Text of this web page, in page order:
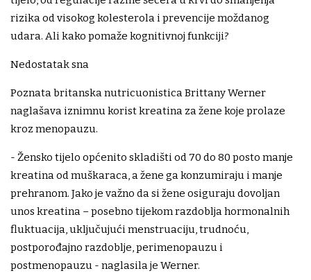
rizika od visokog kolesterola i prevencije moždanog
udara. Ali kako pomaže kognitivnoj funkciji?
Nedostatak sna
Poznata britanska nutricuonistica Brittany Werner
naglašava iznimnu korist kreatina za žene koje prolaze
kroz menopauzu.
- Žensko tijelo općenito skladišti od 70 do 80 posto manje
kreatina od muškaraca, a žene ga konzumiraju i manje
prehranom. Jako je važno da si žene osiguraju dovoljan
unos kreatina – posebno tijekom razdoblja hormonalnih
fluktuacija, uključujući menstruaciju, trudnoću,
postporođajno razdoblje, perimenopauzu i
postmenopauzu - naglasila je Werner.